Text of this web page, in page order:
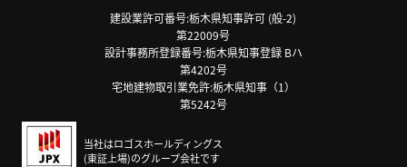
建設業許可番号:栃木県知事許可 (般-2)
第22009号
設計事務所登録番号:栃木県知事登録 Bハ
第4202号
宅地建物取引業免許:栃木県知事（1）
第5242号
当社はロゴスホールディングス
(東証上場)のグループ会社です